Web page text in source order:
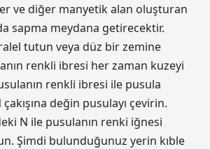
ve diğer manyetik alan oluşturan
sapma meydana getirecektir.
tutun veya düz bir zemine
renkli ibresi her zaman kuzeyi
renkli ibresi ile pusula
değin pusulayı çevirin.
N ile pusulanın renki iğnesi
Şimdi bulunduğunuz yerin kıble